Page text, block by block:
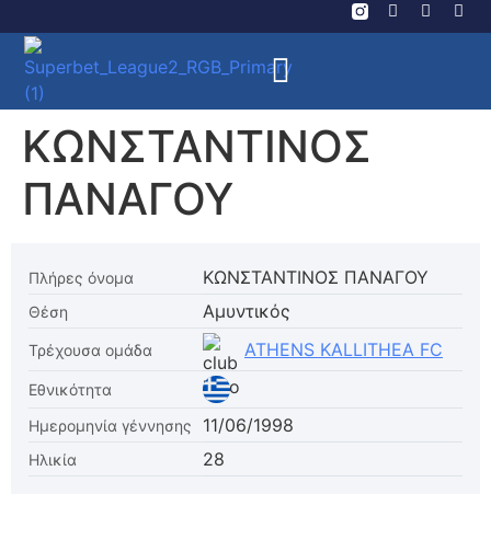
ΚΩΝΣΤΑΝΤΙΝΟΣ
ΠΑΝΑΓΟΥ
Πλήρες όνομα ΚΩΝΣΤΑΝΤΙΝΟΣ ΠΑΝΑΓΟΥ
Θέση Αμυντικός
Τρέχουσα ομάδα ATHENS KALLITHEA FC
Εθνικότητα
Ημερομηνία γέννησης
11/06/1998
Ηλικία 28